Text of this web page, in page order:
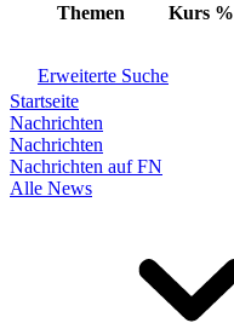
Themen Kurs %
Erweiterte Suche
Startseite
Nachrichten
Nachrichten
Nachrichten auf FN
Alle News